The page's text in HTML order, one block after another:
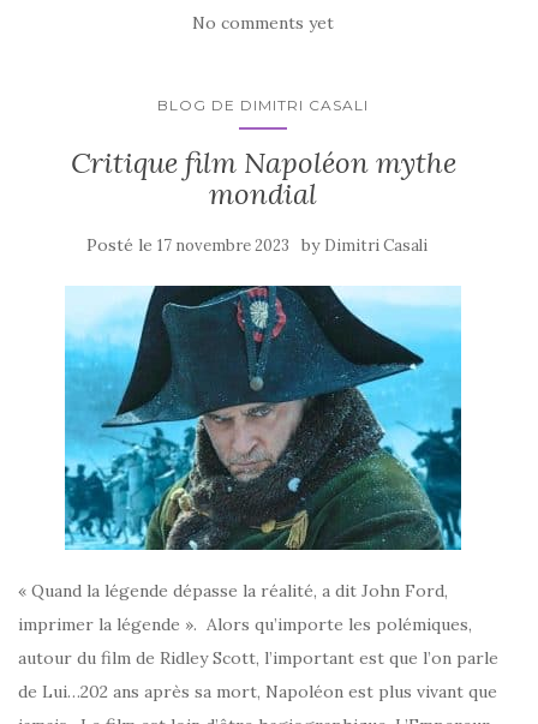
No comments yet
BLOG DE DIMITRI CASALI
Critique film Napoléon mythe
mondial
Posté le 17 novembre 2023 by Dimitri Casali
« Quand la légende dépasse la réalité, a dit John Ford,
imprimer la légende ». Alors qu’importe les polémiques,
autour du film de Ridley Scott, l’important est que l’on parle
de Lui…202 ans après sa mort, Napoléon est plus vivant que